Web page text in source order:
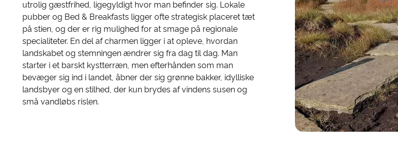
utrolig gæstfrihed, ligegyldigt hvor man befinder sig. Lokale
pubber og Bed & Breakfasts ligger ofte strategisk placeret tæt
på stien, og der er rig mulighed for at smage på regionale
specialiteter. En del af charmen ligger i at opleve, hvordan
landskabet og stemningen ændrer sig fra dag til dag. Man
starter i et barskt kystterræn, men efterhånden som man
bevæger sig ind i landet, åbner der sig grønne bakker, idylliske
landsbyer og en stilhed, der kun brydes af vindens susen og
små vandløbs rislen.